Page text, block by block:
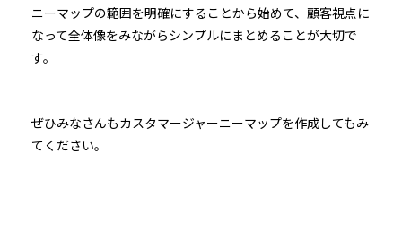
ニーマップの範囲を明確にすることから始めて、顧客視点に
なって全体像をみながらシンプルにまとめることが大切で
す。
ぜひみなさんもカスタマージャーニーマップを作成してもみ
てください。